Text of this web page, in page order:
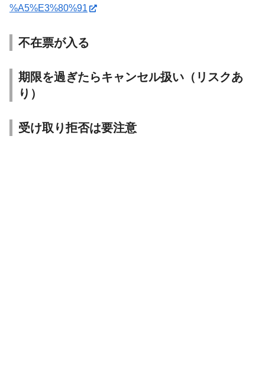
%A5%E3%80%91
不在票が入る
期限を過ぎたらキャンセル扱い（リスクあ
り）
受け取り拒否は要注意